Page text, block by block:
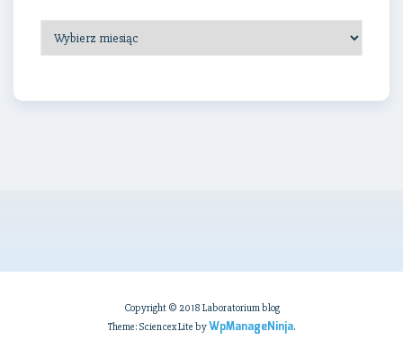
Archiwa
Copyright © 2018 Laboratorium blog
Theme: Sciencex Lite byWpManageNinja.